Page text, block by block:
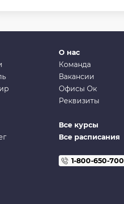
О нас
Команда
Вакансии
Офисы Ок
Реквизиты
Все курсы
Все расписания
1-800-650-700